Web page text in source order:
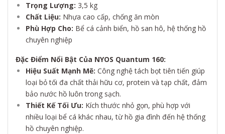
Trọng Lượng: 3,5 kg
Chất Liệu: Nhựa cao cấp, chống ăn mòn
Phù Hợp Cho: Bể cá cảnh biển, hồ san hô, hệ thống hồ
chuyên nghiệp
Đặc Điểm Nổi Bật Của NYOS Quantum 160:
Hiệu Suất Mạnh Mẽ: Công nghệ tách bọt tiên tiến giúp
loại bỏ tối đa chất thải hữu cơ, protein và tạp chất, đảm
bảo nước hồ luôn trong sạch.
Thiết Kế Tối Ưu: Kích thước nhỏ gọn, phù hợp với
nhiều loại bể cá khác nhau, từ hồ gia đình đến hệ thống
hồ chuyên nghiệp.